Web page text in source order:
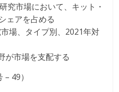
究市場において、キット・
ェアを占める
場、タイプ別、2021年対
が市場を支配する
49）